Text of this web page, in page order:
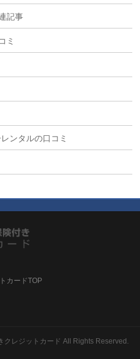
記事
ミ
ンタルの口コミ
カードTOP
クレジットカード All Rights Reserved.